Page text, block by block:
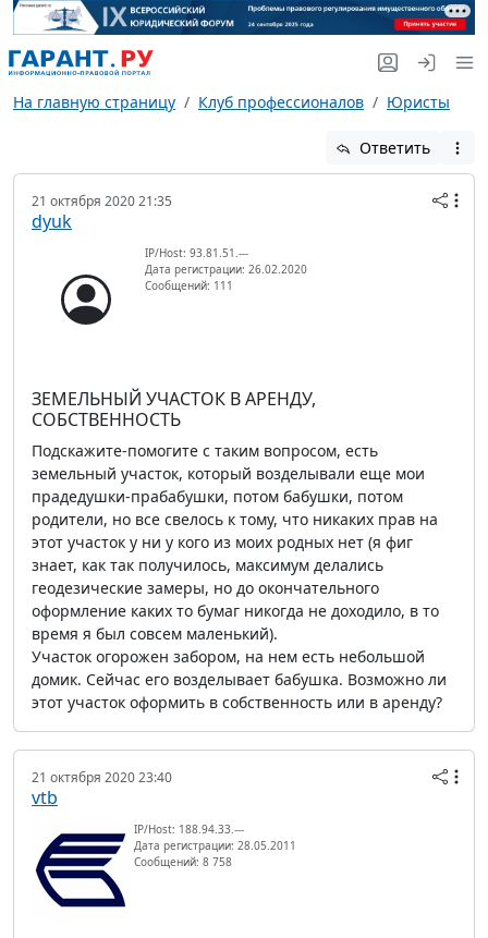
На главную страницу Клуб профессионалов Юристы
Ответить
21 октября 2020 21:35
dyuk
IP/Host: 93.81.51.---
Дата регистрации: 26.02.2020
Сообщений: 111
ЗЕМЕЛЬНЫЙ УЧАСТОК В АРЕНДУ,
СОБСТВЕННОСТЬ
Подскажите-помогите с таким вопросом, есть
земельный участок, который возделывали еще мои
прадедушки-прабабушки, потом бабушки, потом
родители, но все свелось к тому, что никаких прав на
этот участок у ни у кого из моих родных нет (я фиг
знает, как так получилось, максимум делались
геодезические замеры, но до окончательного
оформление каких то бумаг никогда не доходило, в то
время я был совсем маленький).
Участок огорожен забором, на нем есть небольшой
домик. Сейчас его возделывает бабушка. Возможно ли
этот участок оформить в собственность или в аренду?
21 октября 2020 23:40
vtb
IP/Host: 188.94.33.---
Дата регистрации: 28.05.2011
Сообщений: 8 758